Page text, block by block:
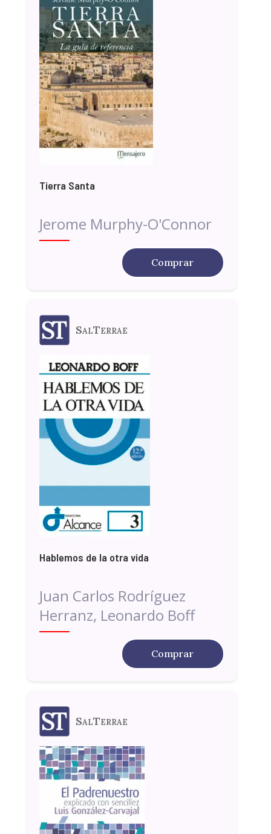
Tierra Santa
Jerome Murphy-O'Connor
Comprar
SalTerrae
Hablemos de la otra vida
Juan Carlos Rodríguez
Herranz, Leonardo Boff
Comprar
SalTerrae